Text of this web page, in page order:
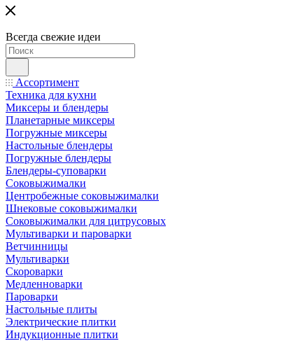
Всегда свежие идеи
Ассортимент
Техника для кухни
Миксеры и блендеры
Планетарные миксеры
Погружные миксеры
Настольные блендеры
Погружные блендеры
Блендеры-суповарки
Соковыжималки
Центробежные соковыжималки
Шнековые соковыжималки
Соковыжималки для цитрусовых
Мультиварки и пароварки
Ветчинницы
Мультиварки
Скороварки
Медленноварки
Пароварки
Настольные плиты
Электрические плитки
Индукционные плитки